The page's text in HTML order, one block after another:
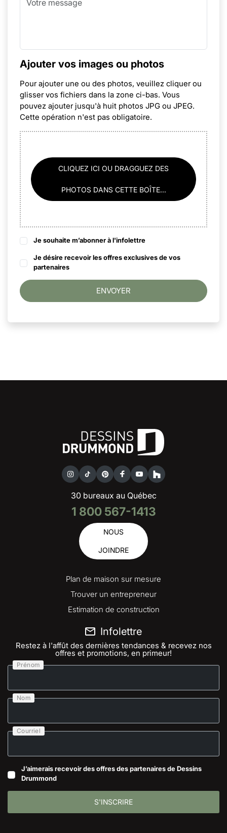
Ajouter vos images ou photos
Pour ajouter une ou des photos, veuillez cliquer ou
glisser vos fichiers dans la zone ci-bas. Vous
pouvez ajouter jusqu'à huit photos JPG ou JPEG.
Cette opération n'est pas obligatoire.
CLIQUEZ ICI OU DRAGGUEZ DES
PHOTOS DANS CETTE BOÎTE...
Je souhaite m’abonner à l'infolettre
Je désire recevoir les offres exclusives de vos
partenaires
ENVOYER
30 bureaux au Québec
1 800 567-1413
NOUS
JOINDRE
Plan de maison sur mesure
Trouver un entrepreneur
Estimation de construction
Infolettre
Restez à l'affût des dernières tendances & recevez nos
offres et promotions, en primeur!
Prénom
Nom
Courriel
J’aimerais recevoir des offres des partenaires de Dessins
Drummond
S'INSCRIRE